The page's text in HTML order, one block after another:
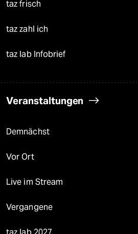
taz frisch
taz zahl ich
taz lab Infobrief
Veranstaltungen
Demnächst
Vor Ort
Live im Stream
Vergangene
taz lab 2027